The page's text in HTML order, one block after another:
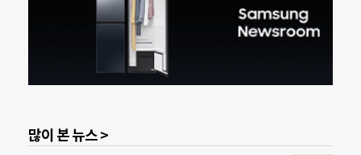
많이 본 뉴스 >